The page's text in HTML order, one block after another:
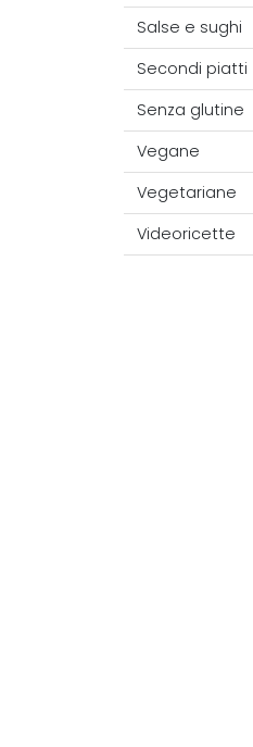
Salse e sughi
Secondi piatti
Senza glutine
Vegane
Vegetariane
Videoricette